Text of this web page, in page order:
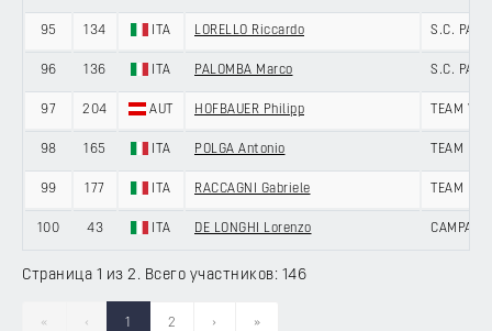
95 134 ITA LORELLO Riccardo S.C.
96 136 ITA PALOMBA Marco S.C.
97 204 AUT HOFBAUER Philipp TEAM
98 165 ITA POLGA Antonio TEAM
99 177 ITA RACCAGNI Gabriele TEAM
100 43 ITA DE LONGHI Lorenzo
Страница 1 из 2. Всего участников: 146
« ‹ 1 2 › »